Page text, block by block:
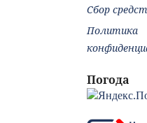
Сбор
Политика
Погода